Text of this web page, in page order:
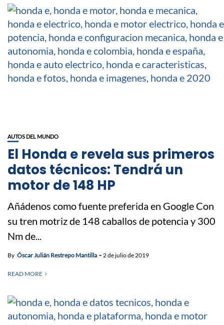
AUTOS DEL MUNDO
El Honda e revela sus primeros
datos técnicos: Tendrá un
motor de 148 HP
Añádenos como fuente preferida en Google Con
su tren motriz de 148 caballos de potencia y 300
Nm de...
By Óscar Julián Restrepo Mantilla 2 de julio de 2019
READ MORE